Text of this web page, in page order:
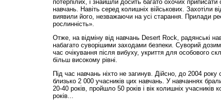
потерпілих, і знайшли досить багато охочих приписати
навчань. Навіть серед колишніх військових. Захотіли
виявили його, незважаючи на усі старання. Прилади
рослинність».
Отже, на відміну від навчань Desert Rock, радянські
набагато суворішими заходами безпеки. Суворий
час очікування після вибуху, укриття для особового
більш високому рівні.
Під час навчань ніхто не загинув. Дійсно, до 2004
близько 2 000 учасників цих навчань. У навчаннях
20-40 років, пройшло 50 років і вік колишніх учасників
років...